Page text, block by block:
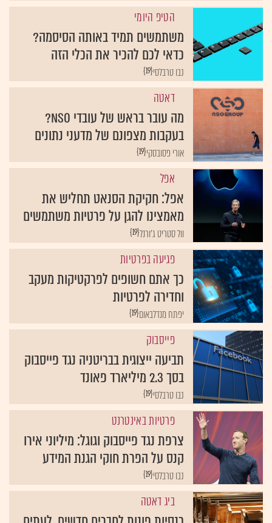
הטיפ היומי
משתמשים תמיד באותה הסיסמה?
כדאי לכם להכיר את הכלי הזה
{19}נבו טרבלסי
דאטה
מה עובר בראש של עובדי NSO?
בעקבות מצפונם של מדעני נתונים
{19}אורי פסובסקי
אפל
אפל: חקיקת הסנאט תחליש את
מאמצינו להגן על פרטיות משתמשים
{19}וול סטריט ג'ורנל
פגיעה בפרטיות
כך אתם חשופים לפרקטיקות מעקב
וחדירה לפרטיות
{19}יפתח מנדלבאום
פייסבוק
תביעה ייצוגית בבריטניה נגד פייסבוק
בסך 2.3 מיליארד פאונד
{19}נבו טרבלסי
פרטיות באינטרנט
צרפת נגד פייסבוק וגוגל: מיליוני אירו
קנס על הפרת חוקי הגנת המידע
{19}נבו טרבלסי
ביג דאטה